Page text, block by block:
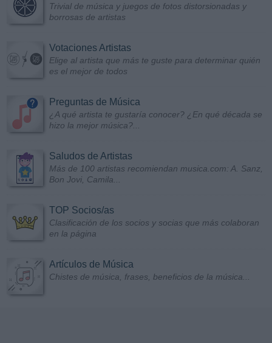
Trivial de música y juegos de fotos distorsionadas y
borrosas de artistas
Votaciones Artistas
Elige al artista que más te guste para determinar quién
es el mejor de todos
Preguntas de Música
¿A qué artista te gustaría conocer? ¿En qué década se
hizo la mejor música?...
Saludos de Artistas
Más de 100 artistas recomiendan musica.com: A. Sanz,
Bon Jovi, Camila...
TOP Socios/as
Clasificación de los socios y socias que más colaboran
en la página
Artículos de Música
Chistes de música, frases, beneficios de la música...